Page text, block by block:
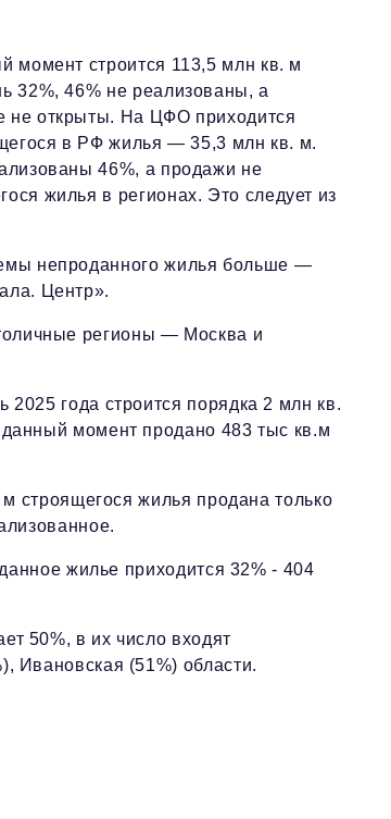
момент строится 113,5 млн кв. м
32%, 46% не реализованы, а
не открыты. На ЦФО приходится
в РФ жилья — 35,3 млн кв. м.
46%, а продажи не
жилья в регионах. Это следует из
непроданного жилья больше —
Центр».
регионы — Москва и
года строится порядка 2 млн кв.
момент продано 483 тыс кв.м
строящегося жилья продана только
жилье приходится 32% - 404
50%, в их число входят
Ивановская (51%) области.